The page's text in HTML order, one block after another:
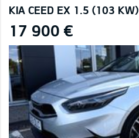
KIA CEED EX 1.5 (103 KW)
17 900 €